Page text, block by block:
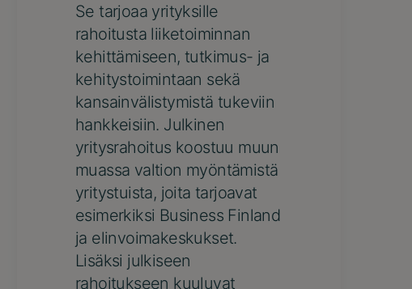
Se tarjoaa yrityksille
rahoitusta liiketoiminnan
kehittämiseen, tutkimus- ja
kehitystoimintaan sekä
kansainvälistymistä tukeviin
hankkeisiin. Julkinen
yritysrahoitus koostuu muun
muassa valtion myöntämistä
yritystuista, joita tarjoavat
esimerkiksi Business Finland
ja elinvoimakeskukset.
Lisäksi julkiseen
rahoitukseen kuuluvat